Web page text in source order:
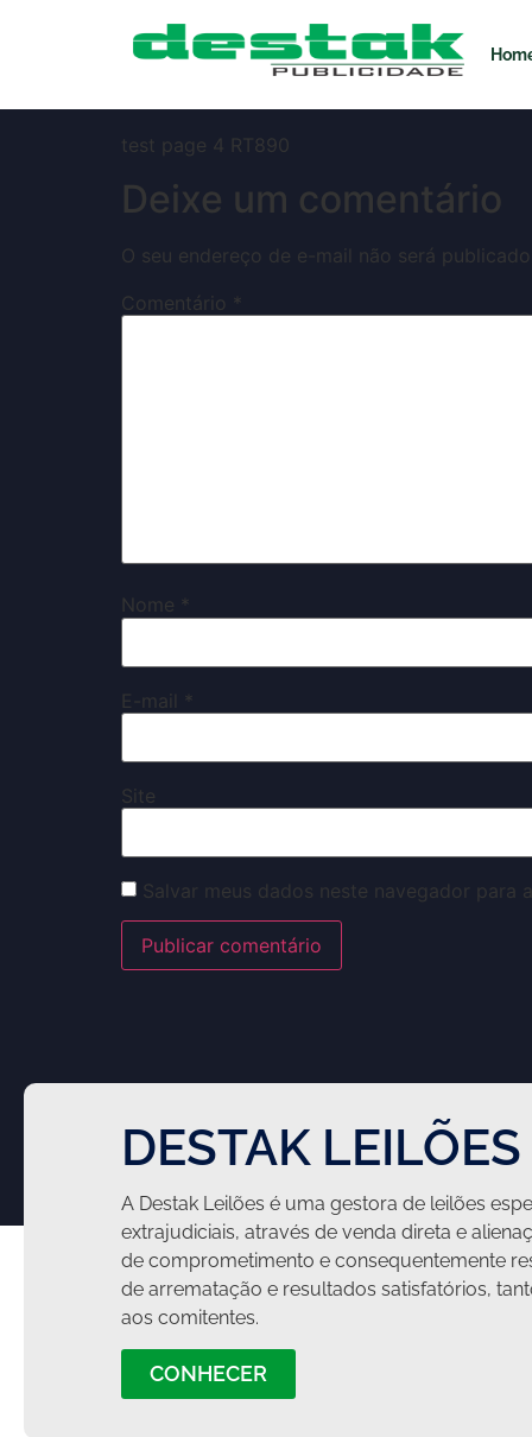
MP227gRT
test page 4 RT890
Deixe um comentário
O seu endereço de e-mail não será publicado.
Comentário *
Nome *
E-mail *
Site
Salvar meus dados neste navegador para
DESTAK LEILÕES
A Destak Leilões é uma gestora de leilões
extrajudiciais, através de venda direta e
de comprometimento e consequentemente
de arrematação e resultados satisfatórios,
aos comitentes.
CONHECER